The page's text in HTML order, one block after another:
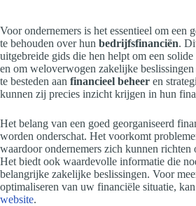
Voor ondernemers is het essentieel om een
te behouden over hun bedrijfsfinanciën.
uitgebreide gids die hen helpt om een
en om weloverwogen zakelijke
te besteden aan financieel beheer en
kunnen zij precies inzicht krijgen in hun
Het belang van een goed georganiseerd
worden onderschat. Het voorkomt
waardoor ondernemers zich kunnen richten
Het biedt ook waardevolle informatie die
belangrijke zakelijke beslissingen. Voor
optimaliseren van uw financiële situatie,
website.